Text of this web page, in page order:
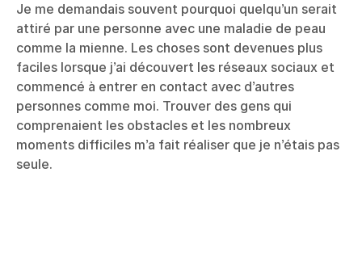
Je me demandais souvent pourquoi quelqu’un serait
attiré par une personne avec une maladie de peau
comme la mienne. Les choses sont devenues plus
faciles lorsque j’ai découvert les réseaux sociaux et
commencé à entrer en contact avec d’autres
personnes comme moi. Trouver des gens qui
comprenaient les obstacles et les nombreux
moments difficiles m’a fait réaliser que je n’étais pas
seule.